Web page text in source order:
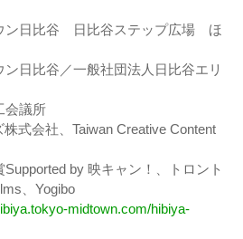
ン日比谷 日比谷ステップ広場 ほ
ン日比谷／一般社団法人日比谷エリ
会議所
株式会社、Taiwan Creative Content
Supported by 映キャン！、トロント
、Yogibo
midtown.com/hibiya-